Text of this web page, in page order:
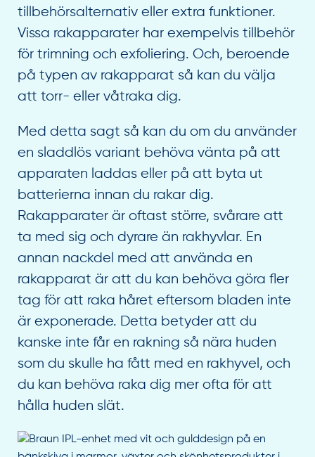
tillbehörsalternativ eller extra funktioner.
Vissa rakapparater har exempelvis tillbehör
för trimning och exfoliering. Och, beroende
på typen av rakapparat så kan du välja
att torr- eller våtraka dig.
Med detta sagt så kan du om du använder
en sladdlös variant behöva vänta på att
apparaten laddas eller på att byta ut
batterierna innan du rakar dig.
Rakapparater är oftast större, svårare att
ta med sig och dyrare än rakhyvlar. En
annan nackdel med att använda en
rakapparat är att du kan behöva göra fler
tag för att raka håret eftersom bladen inte
är exponerade. Detta betyder att du
kanske inte får en rakning så nära huden
som du skulle ha fått med en rakhyvel, och
du kan behöva raka dig mer ofta för att
hålla huden slät.